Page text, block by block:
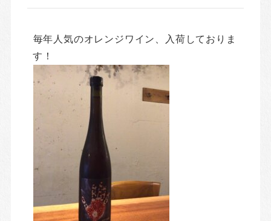
毎年人気のオレンジワイン、入荷しておりま
す！